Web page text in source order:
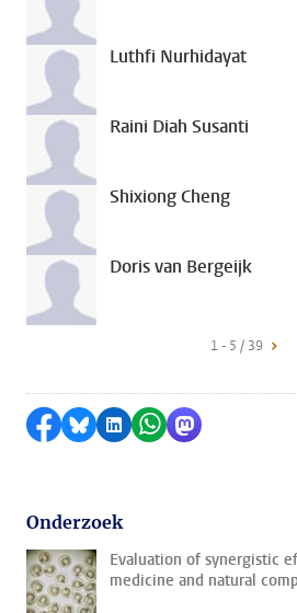
Luthfi Nurhidayat
Raini Diah Susanti
Shixiong Cheng
Doris van Bergeijk
1 - 5 / 39
Delen op Facebook
Delen via Bluesky
Delen op LinkedIn
Delen via
Delen via
Onderzoek
Evaluation of synergistic
medicine and natural